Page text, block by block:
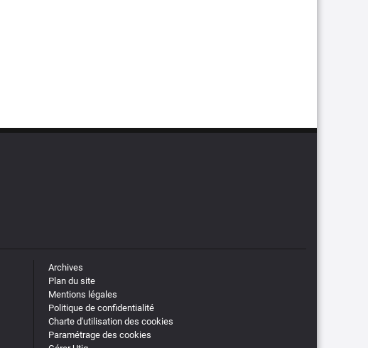
Archives
Plan du site
Mentions légales
Politique de confidentialité
Charte d'utilisation des cookies
Paramétrage des cookies